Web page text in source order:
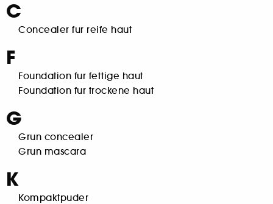
C
Concealer fur reife haut
F
Foundation fur fettige haut
Foundation fur trockene haut
G
Grun concealer
Grun mascara
K
Kompaktpuder